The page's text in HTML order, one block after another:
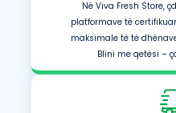
Në Viva Fresh Store,
platformave të
maksimale të të
Blini me qetësi –